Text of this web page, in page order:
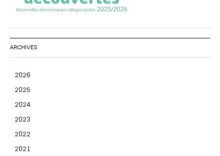
ARCHIVES
2026
2025
2024
2023
2022
2021